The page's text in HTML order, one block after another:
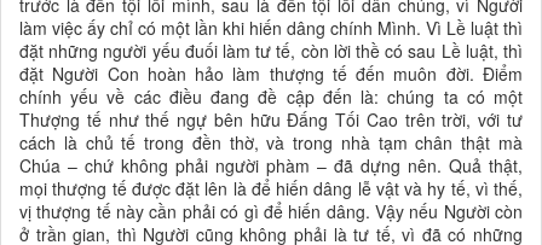
làm việc ấy chỉ có một lần khi hiến dâng chính Mình. Vì Lề luật thì
đặt những người yếu đuối làm tư tế, còn lời thề có sau Lề luật, thì
đặt Người Con hoàn hảo làm thượng tế đến muôn đời. Ðiểm
chính yếu về các điều đang đề cập đến là: chúng ta có một
Thượng tế như thế ngự bên hữu Ðấng Tối Cao trên trời, với tư
cách là chủ tế trong đền thờ, và trong nhà tạm chân thật mà
Chúa – chứ không phải người phàm – đã dựng nên. Quả thật,
mọi thượng tế được đặt lên là để hiến dâng lễ vật và hy tế, vì thế,
vị thượng tế này cần phải có gì để hiến dâng. Vậy nếu Người còn
ở trần gian, thì Người cũng không phải là tư tế, vì đã có những